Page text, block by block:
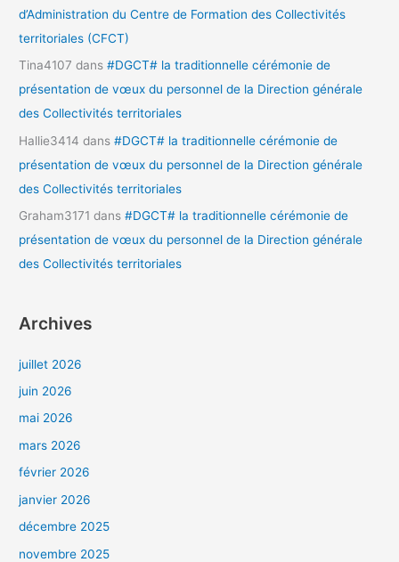
d’Administration du Centre de Formation des Collectivités
territoriales (CFCT)
Tina4107 dans#DGCT# la traditionnelle cérémonie de
présentation de vœux du personnel de la Direction générale
des Collectivités territoriales
Hallie3414 dans#DGCT# la traditionnelle cérémonie de
présentation de vœux du personnel de la Direction générale
des Collectivités territoriales
Graham3171 dans#DGCT# la traditionnelle cérémonie de
présentation de vœux du personnel de la Direction générale
des Collectivités territoriales
Archives
juillet 2026
juin 2026
mai 2026
mars 2026
février 2026
janvier 2026
décembre 2025
novembre 2025